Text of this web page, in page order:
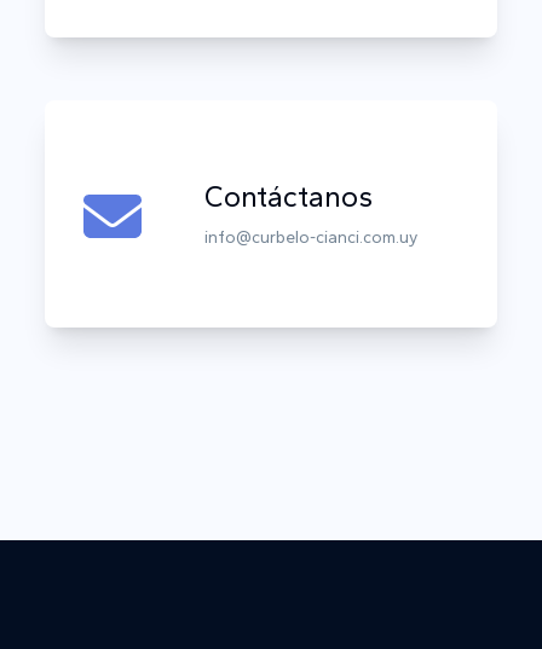
Contáctanos
info@curbelo-cianci.com.uy